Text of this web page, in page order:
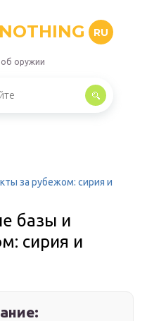
RU
оружии
за рубежом: сирия и
базы и
сирия и